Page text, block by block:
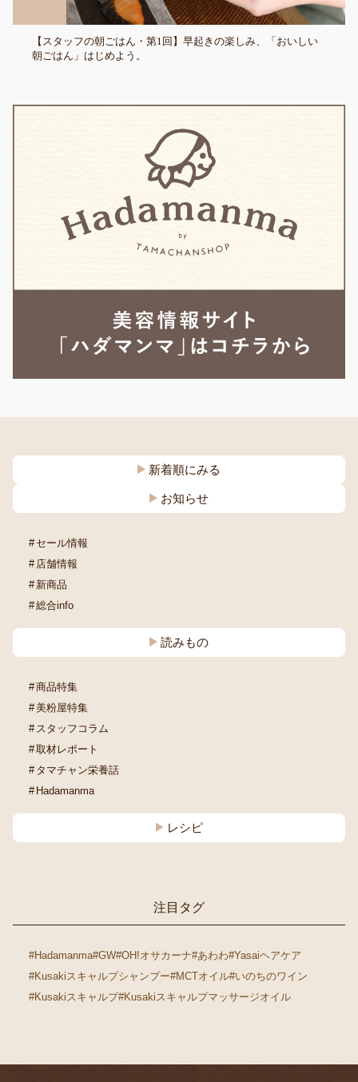
【スタッフの朝ごはん・第1回】早起きの楽しみ、「おいしい
朝ごはん」はじめよう。
新着順にみる
お知らせ
セール情報
店舗情報
新商品
総合info
読みもの
商品特集
美粉屋特集
スタッフコラム
取材レポート
タマチャン栄養話
Hadamanma
レシピ
注目タグ
#Hadamanma#GW#OH!オサカーナ#あわわ#Yasaiヘアケア
#Kusakiスキャルプシャンプー#MCTオイル#いのちのワイン
#Kusakiスキャルプ#Kusakiスキャルプマッサージオイル